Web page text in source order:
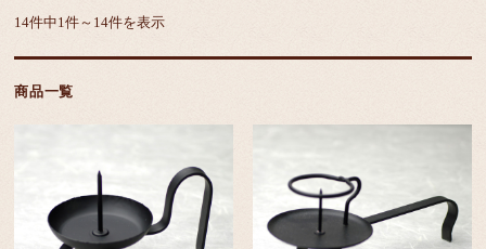
14件中1件～14件を表示
商品一覧